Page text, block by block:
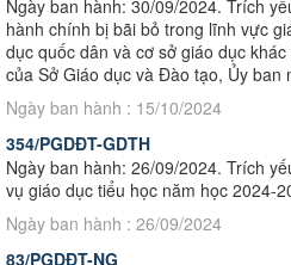
Ngày ban hành: 30/09/2024. Trích
hành chính bị bãi bỏ trong lĩnh vực
dục quốc dân và cơ sở giáo dục
của Sở Giáo dục và Đào tạo, Ủy ban
Ngày ban hành : 15/10/2024
354/PGDĐT-GDTH
Ngày ban hành: 26/09/2024. Trích
vụ giáo dục tiểu học năm học 2024-
Ngày ban hành : 26/09/2024
83/PGDĐT-NG